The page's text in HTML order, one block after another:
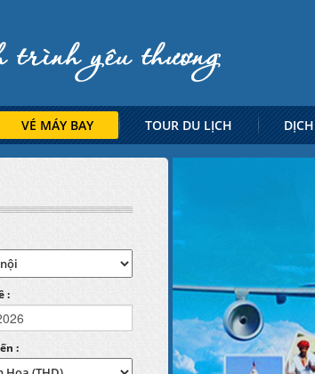
VÉ MÁY BAY TOUR DU LỊCH
:
: